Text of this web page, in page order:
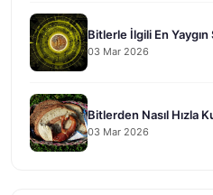
Bitlerle İlgili En Yaygın
03 Mar 2026
Bitlerden Nasıl Hızla
03 Mar 2026